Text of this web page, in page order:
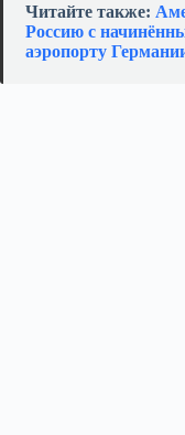
Читайте также:
Россию с
аэропорту